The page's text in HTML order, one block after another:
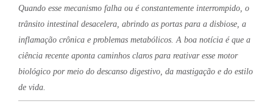
Quando esse mecanismo falha ou é constantemente interrompido, o
trânsito intestinal desacelera, abrindo as portas para a disbiose, a
inflamação crônica e problemas metabólicos. A boa notícia é que a
ciência recente aponta caminhos claros para reativar esse motor
biológico por meio do descanso digestivo, da mastigação e do estilo
de vida.